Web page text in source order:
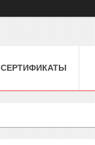
СЕРТИФИКАТЫ